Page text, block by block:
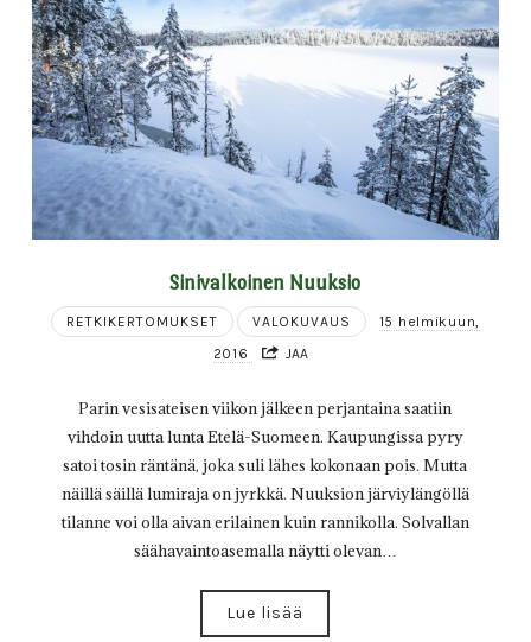
Sinivalkoinen Nuuksio
RETKIKERTOMUKSET VALOKUVAUS
15 helmikuun,
2016
JAA
Parin vesisateisen viikon jälkeen perjantaina saatiin
vihdoin uutta lunta Etelä-Suomeen. Kaupungissa pyry
satoi tosin räntänä, joka suli lähes kokonaan pois. Mutta
näillä säillä lumiraja on jyrkkä. Nuuksion järviylängöllä
tilanne voi olla aivan erilainen kuin rannikolla. Solvallan
säähavaintoasemalla näytti olevan…
Lue lisää